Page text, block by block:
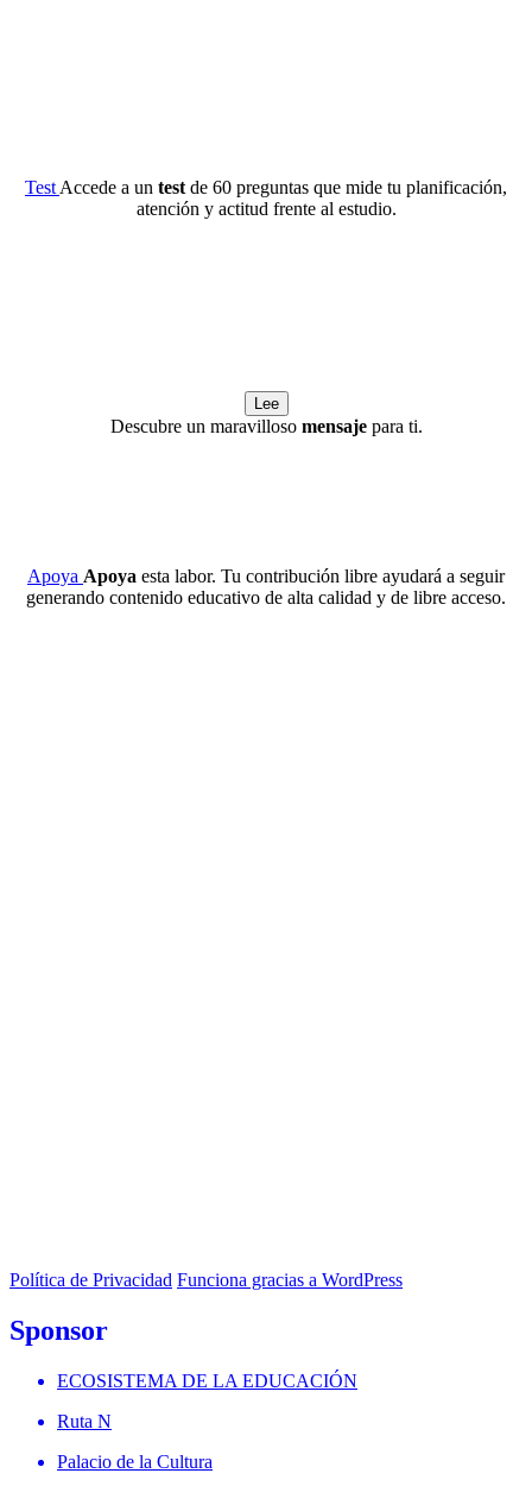
Test Accede a un test de 60 preguntas que mide tu planificación,
atención y actitud frente al estudio.
Lee
Descubre un maravilloso mensajepara ti.
Apoya Apoya esta labor. Tu contribución libre ayudará a seguir
generando contenido educativo de alta calidad y de libre acceso.
Política de Privacidad Funciona gracias a WordPress
Sponsor
ECOSISTEMA DE LA EDUCACIÓN
Ruta N
Palacio de la Cultura